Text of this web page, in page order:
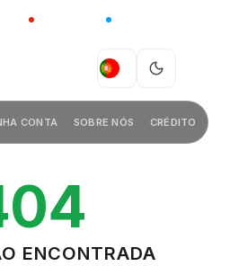
CHINA
PT
CONTA SOBRE NÓS CRÉDITO
ENCONTRADA